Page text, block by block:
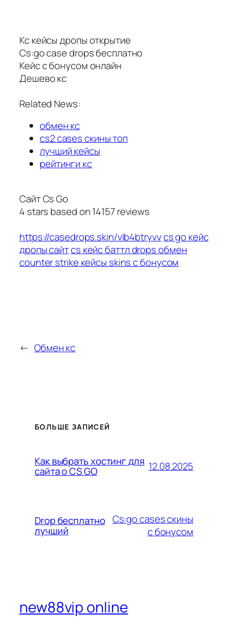
Кс кейсы дропы открытие
Cs:go case drops бесплатно
Кейс с бонусом онлайн
Дешево кс
Related News:
обмен кс
cs2 cases скины топ
лучший кейсы
рейтинги кс
Сайт Cs Go
4 stars based on14157reviews
https://casedrops.skin/vlb4btryvvcs go кейс
дропы сайтcs кейс баттл drops обмен
counter strike кейсы skins с бонусом
← Обмен кс
БОЛЬШЕ ЗАПИСЕЙ
Как выбрать хостинг для
сайта о CS GO 12.08.2025
Drop бесплатно
лучший
Cs:go cases скины
с бонусом
new88vip online